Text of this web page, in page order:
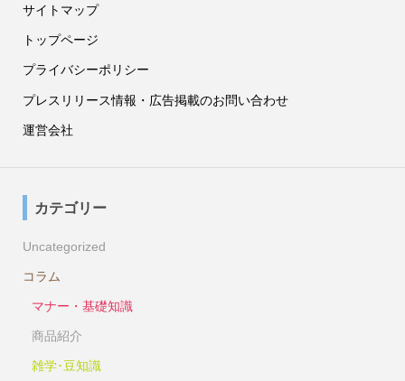
サイトマップ
トップページ
プライバシーポリシー
プレスリリース情報・広告掲載のお問い合わせ
運営会社
カテゴリー
Uncategorized
コラム
マナー・基礎知識
商品紹介
雑学･豆知識